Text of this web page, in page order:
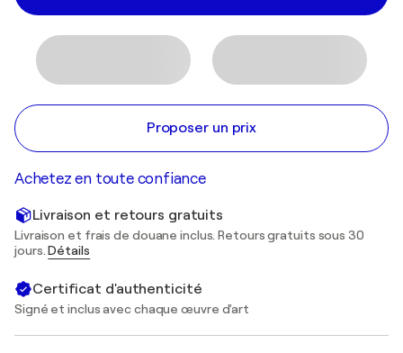
Proposer un prix
Achetez en toute confiance
Livraison et retours gratuits
Livraison et frais de douane inclus. Retours gratuits sous 30
jours.Détails
Certificat d'authenticité
Signé et inclus avec chaque œuvre d'art